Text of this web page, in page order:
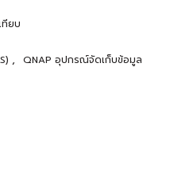
ทียบ
,
QNAP อุปกรณ์จัดเก็บข้อมูล